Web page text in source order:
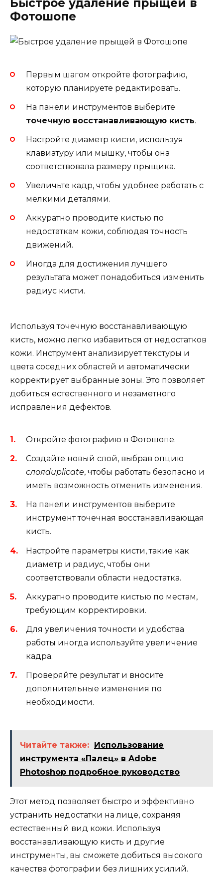
Быстрое удаление прыщей в
Фотошопе
Первым шагом откройте фотографию,
которую планируете редактировать.
На панели инструментов выберите
точечную восстанавливающую кисть.
Настройте диаметр кисти, используя
клавиатуру или мышку, чтобы она
соответствовала размеру прыщика.
Увеличьте кадр, чтобы удобнее работать с
мелкими деталями.
Аккуратно проводите кистью по
недостаткам кожи, соблюдая точность
движений.
Иногда для достижения лучшего
результата может понадобиться изменить
радиус кисти.
Используя точечную восстанавливающую
кисть, можно легко избавиться от недостатков
кожи. Инструмент анализирует текстуры и
цвета соседних областей и автоматически
корректирует выбранные зоны. Это позволяет
добиться естественного и незаметного
исправления дефектов.
Откройте фотографию в Фотошопе.
Создайте новый слой, выбрав опцию
слояduplicate, чтобы работать безопасно и
иметь возможность отменить изменения.
На панели инструментов выберите
инструмент точечная восстанавливающая
кисть.
Настройте параметры кисти, такие как
диаметр и радиус, чтобы они
соответствовали области недостатка.
Аккуратно проводите кистью по местам,
требующим корректировки.
Для увеличения точности и удобства
работы иногда используйте увеличение
кадра.
Проверяйте результат и вносите
дополнительные изменения по
необходимости.
Читайте также:
Использование
инструмента «Палец» в Adobe
Photoshop подробное руководство
Этот метод позволяет быстро и эффективно
устранить недостатки на лице, сохраняя
естественный вид кожи. Используя
восстанавливающую кисть и другие
инструменты, вы сможете добиться высокого
качества фотографии без лишних усилий.